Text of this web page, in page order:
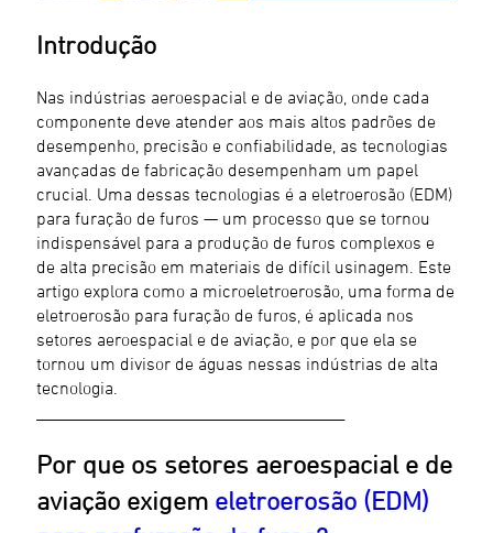
Introdução
Nas indústrias aeroespacial e de aviação, onde cada
componente deve atender aos mais altos padrões de
desempenho, precisão e confiabilidade, as tecnologias
avançadas de fabricação desempenham um papel
crucial. Uma dessas tecnologias é a eletroerosão (EDM)
para furação de furos — um processo que se tornou
indispensável para a produção de furos complexos e
de alta precisão em materiais de difícil usinagem. Este
artigo explora como a microeletroerosão, uma forma de
eletroerosão para furação de furos, é aplicada nos
setores aeroespacial e de aviação, e por que ela se
tornou um divisor de águas nessas indústrias de alta
tecnologia.
Por que os setores aeroespacial e de
aviação exigem eletroerosão (EDM)